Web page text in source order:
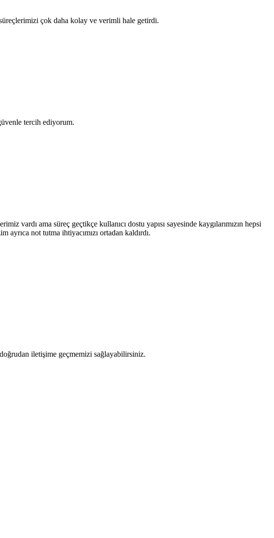
çok daha kolay ve verimli hale getirdi.
tercih ediyorum.
vardı ama süreç geçtikçe kullanıcı dostu yapısı sayesinde kaygılarımızın hepsi
not tutma ihtiyacımızı ortadan kaldırdı.
iletişime geçmemizi sağlayabilirsiniz.